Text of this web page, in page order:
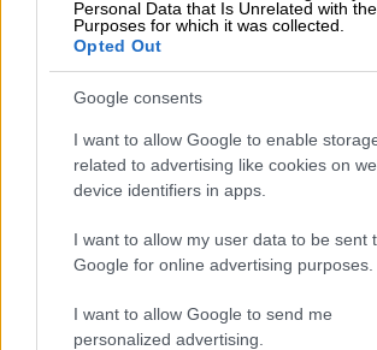
Personal Data that Is Unrelated with the
Purposes for which it was collected.
Opted Out
Google consents
I want to allow Google to enable
related to advertising like cookies on
device identifiers in apps.
I want to allow my user data to be sent
Google for online advertising purposes.
I want to allow Google to send me
personalized advertising.
Αλλαγές αναμένονται και στον
επικοινωνίας, όπου
του μέλους της ΚΕ του
συνεργάτη τουΝίκου
Τσόγκα. Η επικοινωνιακή
φαίνεται ότι θα ακολουθήσει ο
αναμένεται να είναι πιο
αυτά όργανα θα συμμετέχουν
τη νέα γενιά του ΠΑΣΟΚ, όπως
Καρχιμάκης, γιος του Μιχάλη